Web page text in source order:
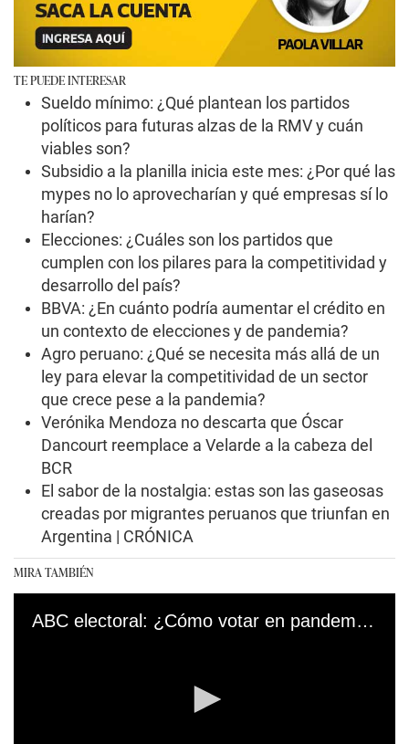
TE PUEDE INTERESAR
Sueldo mínimo: ¿Qué plantean los partidos
políticos para futuras alzas de la RMV y cuán
viables son?
Subsidio a la planilla inicia este mes: ¿Por qué las
mypes no lo aprovecharían y qué empresas sí lo
harían?
Elecciones: ¿Cuáles son los partidos que
cumplen con los pilares para la competitividad y
desarrollo del país?
BBVA: ¿En cuánto podría aumentar el crédito en
un contexto de elecciones y de pandemia?
Agro peruano: ¿Qué se necesita más allá de un
ley para elevar la competitividad de un sector
que crece pese a la pandemia?
Verónika Mendoza no descarta que Óscar
Dancourt reemplace a Velarde a la cabeza del
BCR
El sabor de la nostalgia: estas son las gaseosas
creadas por migrantes peruanos que triunfan en
Argentina | CRÓNICA
MIRA TAMBIÉN
ABC electoral: ¿Cómo votar en pandemia?